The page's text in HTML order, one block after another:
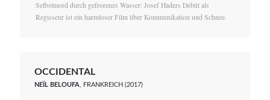
Selbstmord durch gefrorenes Wasser: Josef Haders Debüt als
Regisseur ist ein harmloser Film über Kommunikation und Schnee.
OCCIDENTAL
NEÏL BELOUFA , FRANKREICH (2017)